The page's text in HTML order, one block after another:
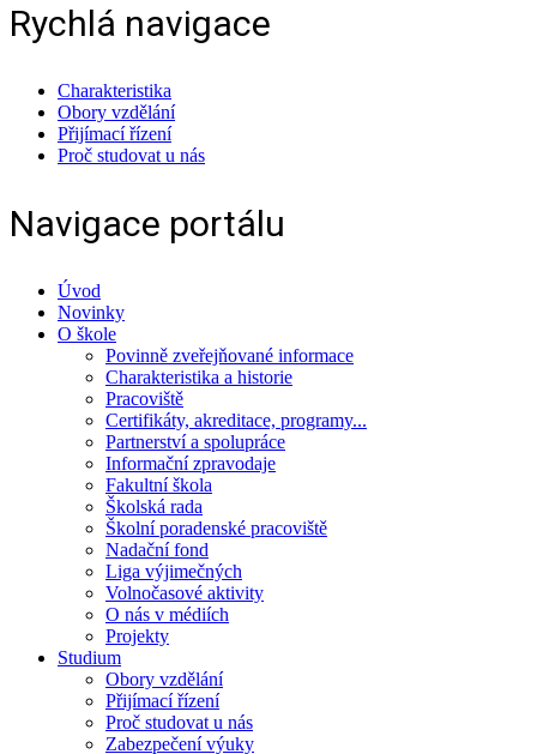
Rychlá navigace
Charakteristika
Obory vzdělání
Přijímací řízení
Proč studovat u nás
Navigace portálu
Úvod
Novinky
O škole
Povinně zveřejňované informace
Charakteristika a historie
Pracoviště
Certifikáty, akreditace, programy...
Partnerství a spolupráce
Informační zpravodaje
Fakultní škola
Školská rada
Školní poradenské pracoviště
Nadační fond
Liga výjimečných
Volnočasové aktivity
O nás v médiích
Projekty
Studium
Obory vzdělání
Přijímací řízení
Proč studovat u nás
Zabezpečení výuky